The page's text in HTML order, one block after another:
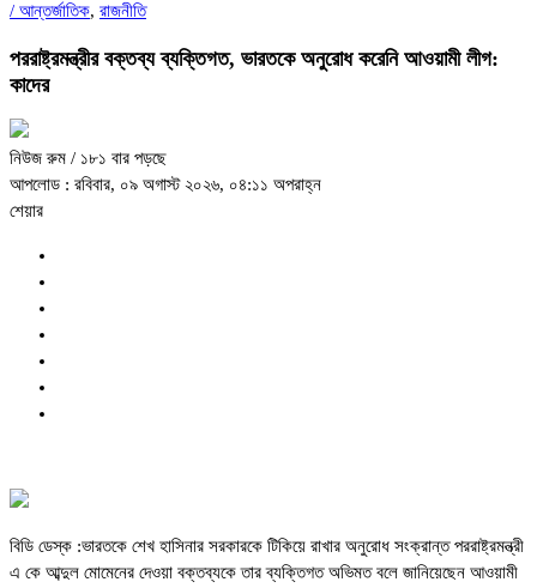
/ আন্তর্জাতিক, রাজনীতি
পররাষ্ট্রমন্ত্রীর বক্তব্য ব্যক্তিগত, ভারতকে অনুরোধ করেনি আওয়ামী লীগ:
কাদের
নিউজ রুম / ১৮১ বার পড়ছে
আপলোড : রবিবার, ০৯ অগাস্ট ২০২৬, ০৪:১১ অপরাহ্ন
শেয়ার
বিডি ডেস্ক :ভারতকে শেখ হাসিনার সরকারকে টিকিয়ে রাখার অনুরোধ সংক্রান্ত পররাষ্ট্রমন্ত্রী
এ কে আব্দুল মোমেনের দেওয়া বক্তব্যকে তার ব্যক্তিগত অভিমত বলে জানিয়েছেন আওয়ামী